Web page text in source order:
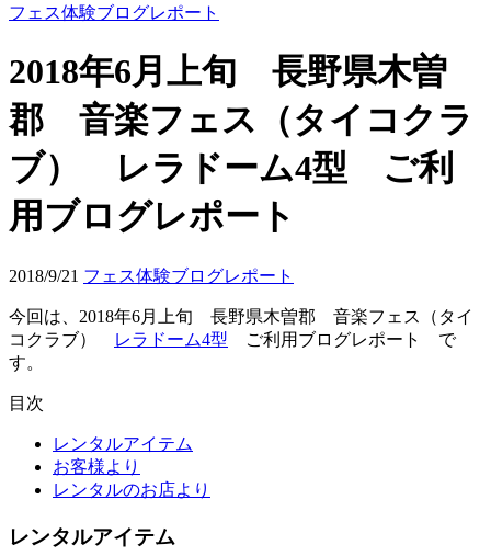
フェス体験ブログレポート
2018年6月上旬 長野県木曽
郡 音楽フェス（タイコクラ
ブ） レラドーム4型 ご利
用ブログレポート
2018/9/21 フェス体験ブログレポート
今回は、2018年6月上旬 長野県木曽郡 音楽フェス（タイ
コクラブ）
レラドーム4型 ご利用ブログレポート で
す。
目次
レンタルアイテム
お客様より
レンタルのお店より
レンタルアイテム